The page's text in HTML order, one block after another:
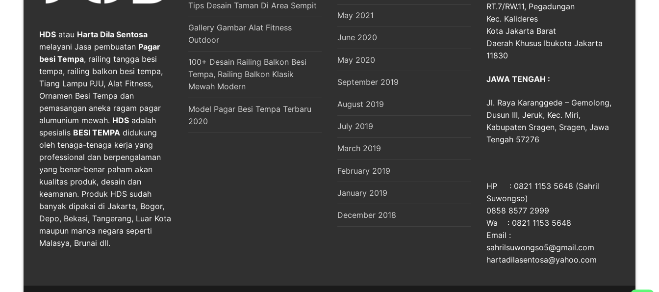
HDS atau Harta Dila Sentosa
melayani Jasa pembuatan Pagar
besi Tempa, railing tangga besi
tempa, railing balkon besi tempa,
Tiang Lampu PJU, Alat Fitness,
Ornamen Besi Tempa dan
pemasangan aneka ragam pagar
alumunium mewah. HDS adalah
spesialis BESI TEMPA didukung
oleh tenaga-tenaga kerja yang
professional dan berpengalaman
yang benar-benar paham akan
kualitas produk, desain dan
keamanan. Produk HDS sudah
banyak dipakai di Jakarta, Bogor,
Depo, Bekasi, Tangerang, Luar Kota
maupun manca negara seperti
Malasya, Brunai dll.
Tips Desain Taman Di Area Sempit
Gallery Gambar Alat Fitness
Outdoor
100+ Desain Railing Balkon Besi
Tempa, Railing Balkon Klasik
Mewah Modern
Model Pagar Besi Tempa Terbaru
2020
May 2021
June 2020
May 2020
September 2019
August 2019
July 2019
March 2019
February 2019
January 2019
December 2018
RT.7/RW.11, Pegadungan
Kec. Kalideres
Kota Jakarta Barat
Daerah Khusus Ibukota Jakarta
11830
JAWA TENGAH :
Jl. Raya Karanggede – Gemolong,
Dusun III, Jeruk, Kec. Miri,
Kabupaten Sragen, Sragen, Jawa
Tengah 57276
HP : 0821 1153 5648 (Sahril
Suwongso)
0858 8577 2999
Wa : 0821 1153 5648
Email :
sahrilsuwongso5@gmail.com
hartadilasentosa@yahoo.com